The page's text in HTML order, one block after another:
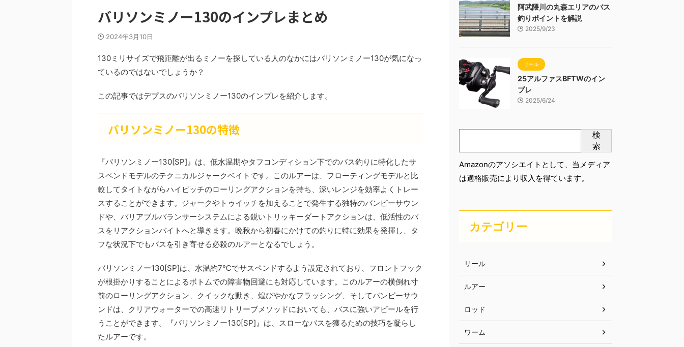
バリソンミノー130のインプレまとめ
2024年3月10日
130ミリサイズで飛距離が出るミノーを探している人のなかにはバリソンミノー130が気になっ
ているのではないでしょうか？
この記事ではデプスのバリソンミノー130のインプレを紹介します。
バリソンミノー130の特徴
『バリソンミノー130[SP]』は、低水温期やタフコンディション下でのバス釣りに特化したサ
スペンドモデルのテクニカルジャークベイトです。このルアーは、フローティングモデルと比
較してタイトながらハイピッチのローリングアクションを持ち、深いレンジを効率よくトレー
スすることができます。ジャークやトゥイッチを加えることで発生する独特のバンピーサウン
ドや、バリアブルバランサーシステムによる鋭いトリッキーダートアクションは、低活性のバ
スをリアクションバイトへと導きます。晩秋から初春にかけての釣りに特に効果を発揮し、タ
フな状況下でもバスを引き寄せる必殺のルアーとなるでしょう。
バリソンミノー130[SP]は、水温約7℃でサスペンドするよう設定されており、フロントフック
が根掛かりすることによるボトムでの障害物回避にも対応しています。このルアーの横倒れ寸
前のローリングアクション、クイックな動き、煌びやかなフラッシング、そしてバンピーサウ
ンドは、クリアウォーターでの高速リトリーブメソッドにおいても、バスに強いアピールを行
うことができます。『バリソンミノー130[SP]』は、スローなバスを獲るための技巧を凝らし
たルアーです。
阿武隈川の丸森エリアのバス
釣りポイントを解説
2025/9/23
リール
25アルファスBFTWのイン
プレ
2025/6/24
検
索
Amazonのアソシエイトとして、当メディア
は適格販売により収入を得ています。
カテゴリー
リール
ルアー
ロッド
ワーム